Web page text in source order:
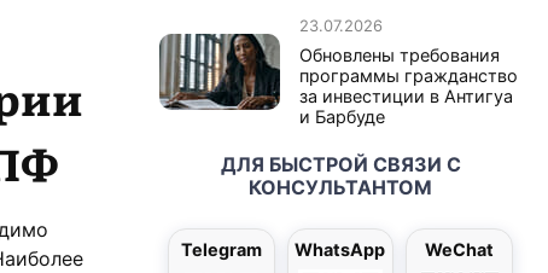
23.07.2026
Обновлены требования
программы гражданство
за инвестиции в Антигуа
и Барбуде
ДЛЯ БЫСТРОЙ СВЯЗИ С
КОНСУЛЬТАНТОМ
Telegram WhatsApp WeChat